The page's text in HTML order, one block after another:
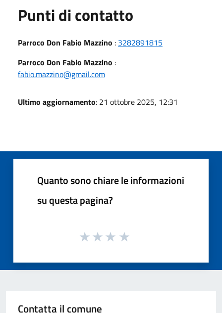
Punti di contatto
Parroco Don Fabio Mazzino : 3282891815
Parroco Don Fabio Mazzino :
fabio.mazzino@gmail.com
Ultimo aggiornamento: 21 ottobre 2025, 12:31
Quanto sono chiare le informazioni
su questa pagina?
Contatta il comune